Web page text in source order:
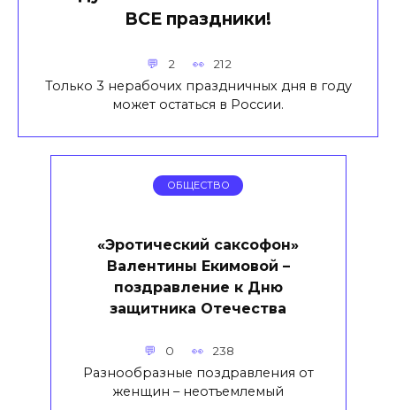
ВСЕ праздники!
2 212
Только 3 нерабочих праздничных дня в году
может остаться в России.
ОБЩЕСТВО
«Эротический саксофон»
Валентины Екимовой –
поздравление к Дню
защитника Отечества
0 238
Разнообразные поздравления от
женщин – неотъемлемый